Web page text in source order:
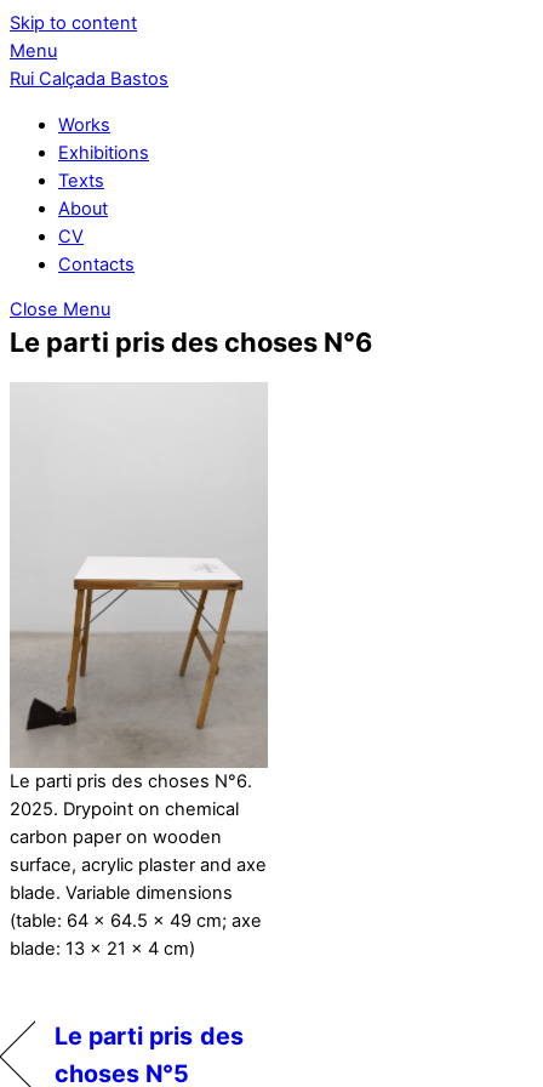
Skip to content
Menu
Rui Calçada Bastos
Works
Exhibitions
Texts
About
CV
Contacts
Close Menu
Le parti pris des choses N°6
Le parti pris des choses N°6.
2025. Drypoint on chemical
carbon paper on wooden
surface, acrylic plaster and axe
blade. Variable dimensions
(table: 64 x 64.5 x 49 cm; axe
blade: 13 x 21 x 4 cm)
Le parti pris des
choses N°5